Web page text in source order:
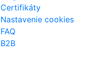
Certifikáty
Nastavenie cookies
FAQ
B2B